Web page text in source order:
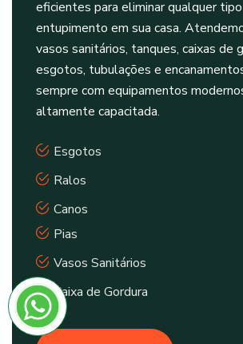
eficientes para eliminar qualquer
entupimento em sua casa.
vasos sanitários, tanques, caixas de
esgotos, tubulações e
sempre com equipamentos
altamente capacitada.
Esgotos
Ralos
Canos
Pias
Vasos Sanitários
Caixa de Gordura